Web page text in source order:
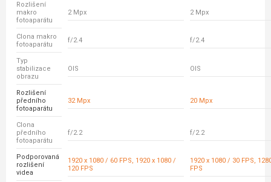
Rozlišení
makro
fotoaparátu
2 Mpx 2 Mpx
Clona makro
fotoaparátu
f/2.4 f/2.4
Typ
stabilizace
obrazu
OIS OIS
Rozlišení
předního
fotoaparátu
32 Mpx 20 Mpx
Clona
předního
fotoaparátu
f/2.2 f/2.2
Podporovaná
rozlišení
videa
1920 x 1080 / 60 FPS, 1920 x 1080 /
120 FPS
1920 x 1080 / 30 FPS,
FPS